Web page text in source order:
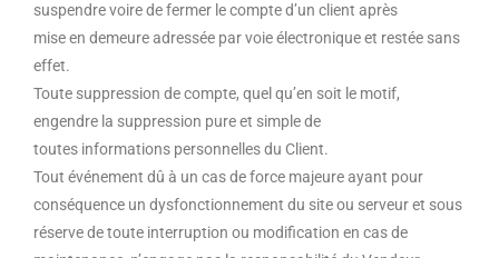
suspendre voire de fermer le compte d’un client après
mise en demeure adressée par voie électronique et restée sans
effet.
Toute suppression de compte, quel qu’en soit le motif,
engendre la suppression pure et simple de
toutes informations personnelles du Client.
Tout événement dû à un cas de force majeure ayant pour
conséquence un dysfonctionnement du site ou serveur et sous
réserve de toute interruption ou modification en cas de